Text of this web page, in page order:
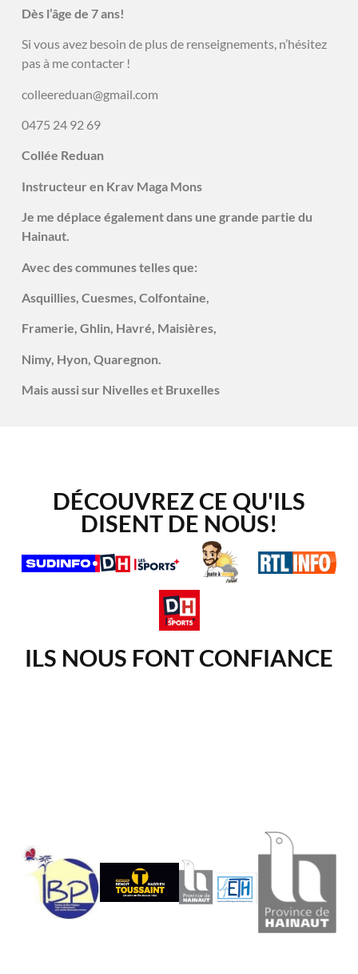
Dès l’âge de 7 ans!
Si vous avez besoin de plus de renseignements, n’hésitez
pas à me contacter !
colleereduan@gmail.com
0475 24 92 69
Collée Reduan
Instructeur en Krav Maga Mons
Je me déplace également dans une grande partie du
Hainaut.
Avec des communes telles que:
Asquillies, Cuesmes, Colfontaine,
Framerie, Ghlin, Havré, Maisières,
Nimy, Hyon, Quaregnon.
Mais aussi sur Nivelles et Bruxelles
DÉCOUVREZ CE QU'ILS
DISENT DE NOUS!
ILS NOUS FONT CONFIANCE